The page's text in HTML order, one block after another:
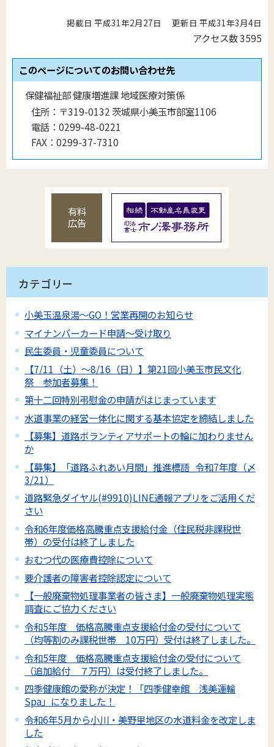
掲載日 平成31年2月27日 更新日 平成31年3月4日
アクセス数3595
このページについてのお問い合わせ先
保健福祉部 健康増進課 地域医療対策係
住所： 〒319-0132 茨城県小美玉市部室1106
電話： 0299-48-0221
FAX： 0299-37-7310
有料
広告
カテゴリー
小美玉温泉湯～GO！営業再開のお知らせ
マイナンバーカード申請～受け取り
民生委員・児童委員について
【7/11（土）～8/16（日）】第21回小美玉市民文化
祭 参加者募集！
第十二回特別弔慰金の申請がはじまっています
水道事業の経営一体化に関する基本協定を締結しました
【募集】道路ボランティアサポートの輪に加わりません
か
【募集】「道路ふれあい月間」推進標語_令和7年度（〆
3/21）
道路緊急ダイヤル(#9910)LINE通報アプリをご活用くだ
さい
令和6年度価格高騰重点支援給付金（住民税非課税世
帯）の受付は終了しました
おむつ代の医療費控除について
要介護者の障害者控除認定について
【一般廃棄物処理事業者の皆さま】一般廃棄物処理実態
調査にご協力ください
令和5年度 価格高騰重点支援給付金の受付について
（均等割のみ課税世帯 10万円）受付は終了しました。
令和5年度 価格高騰重点支援給付金の受付について
（追加給付 ７万円）は受付終了しました。
四季健康館の愛称が決定！「四季健幸館 浅美運輸
Spa」になりました！
令和6年5月から小川・美野里地区の水道料金を改定しま
した